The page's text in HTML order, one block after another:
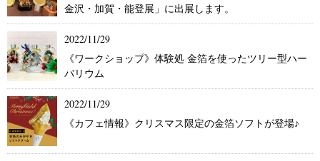
金沢・加賀・能登展」に出展します。
2022/11/29
《ワークショップ》体験処 金箔を使ったツリー型ハー
バリウム
2022/11/29
《カフェ情報》クリスマス限定の金箔ソフトが登場♪